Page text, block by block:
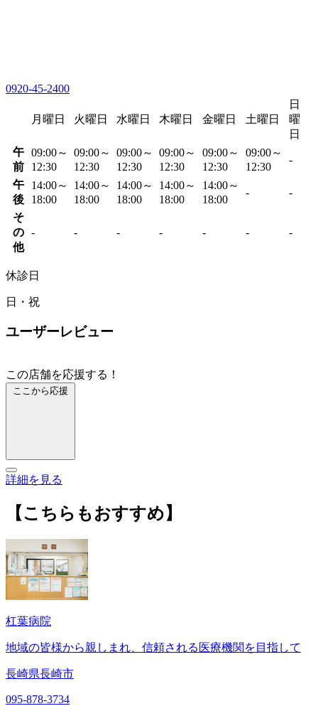
0920-45-2400
月曜日 火曜日 水曜日 木曜日 金曜日 土曜日
日
曜
日
午
前
09:00～
12:30
09:00～
12:30
09:00～
12:30
09:00～
12:30
09:00～
12:30
09:00～
12:30
-
午
後
14:00～
18:00
14:00～
18:00
14:00～
18:00
14:00～
18:00
14:00～
18:00
- -
そ
の
他
- - - - - - -
休診日
日・祝
ユーザーレビュー
この店舗を応援する！
ここから応援
詳細を見る
【こちらもおすすめ】
杠葉病院
地域の皆様から親しまれ、信頼される医療機関を目指して
長崎県長崎市
095-878-3734